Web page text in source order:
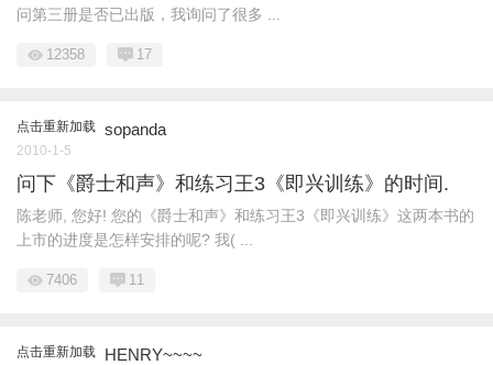
问第三册是否已出版，我询问了很多 ...
12358 17
点击重新加载 sopanda
2010-1-5
问下《爵士和声》和练习王3《即兴训练》的时间.
陈老师, 您好! 您的《爵士和声》和练习王3《即兴训练》这两本书的
上市的进度是怎样安排的呢? 我( ...
7406 11
点击重新加载 HENRY~~~~